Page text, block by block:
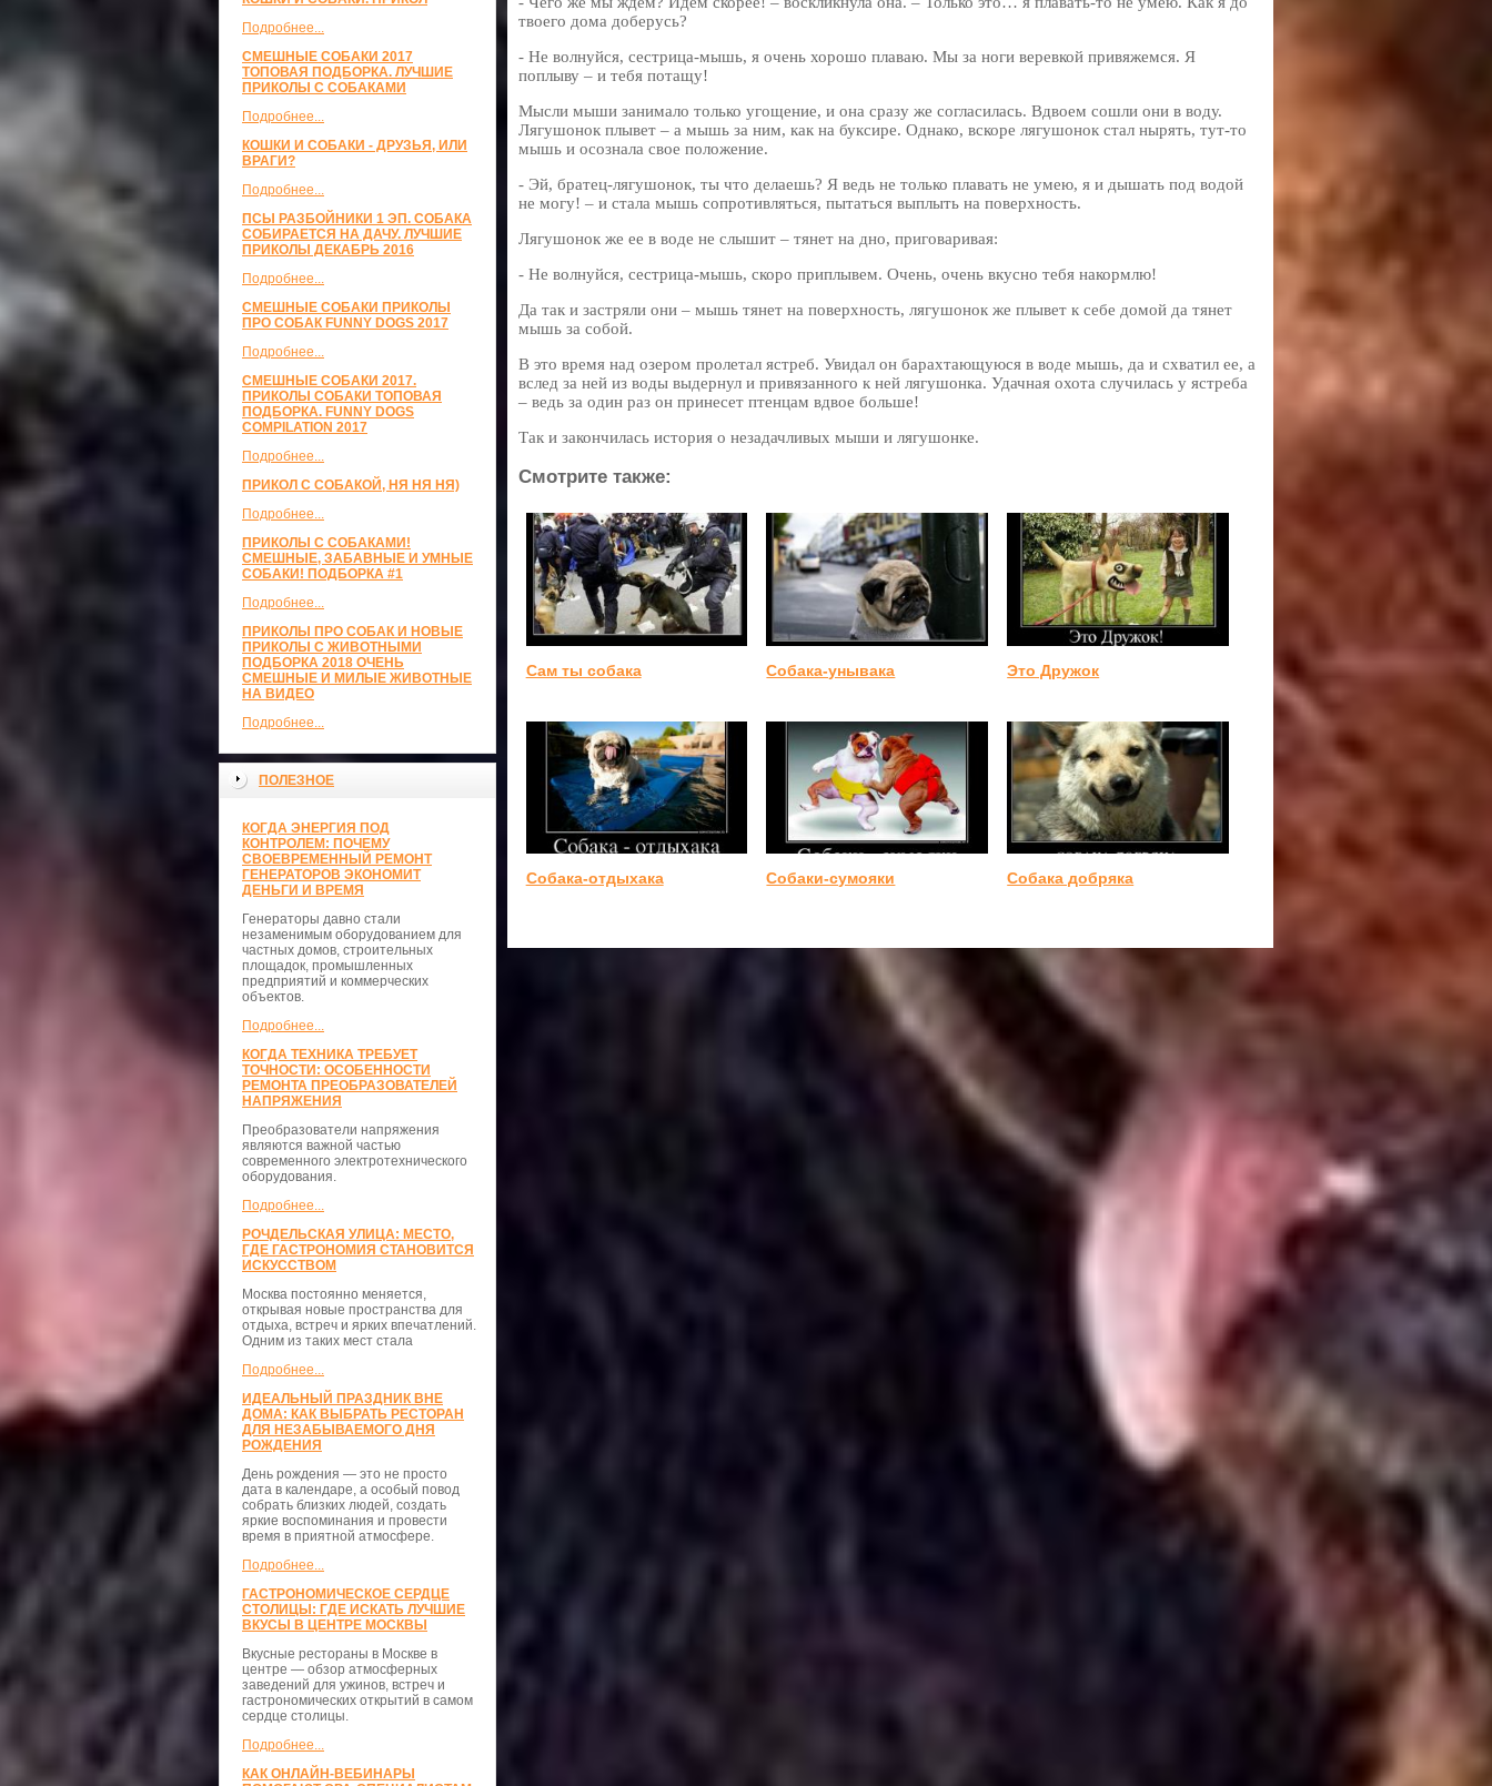
Подробнее...
СМЕШНЫЕ СОБАКИ 2017
ТОПОВАЯ ПОДБОРКА. ЛУЧШИЕ
ПРИКОЛЫ С СОБАКАМИ
Подробнее...
КОШКИ И СОБАКИ - ДРУЗЬЯ, ИЛИ
ВРАГИ?
Подробнее...
ПСЫ РАЗБОЙНИКИ 1 ЭП. СОБАКА
СОБИРАЕТСЯ НА ДАЧУ. ЛУЧШИЕ
ПРИКОЛЫ ДЕКАБРЬ 2016
Подробнее...
СМЕШНЫЕ СОБАКИ ПРИКОЛЫ
ПРО СОБАК FUNNY DOGS 2017
Подробнее...
СМЕШНЫЕ СОБАКИ 2017.
ПРИКОЛЫ СОБАКИ ТОПОВАЯ
ПОДБОРКА. FUNNY DOGS
COMPILATION 2017
Подробнее...
ПРИКОЛ С СОБАКОЙ, НЯ НЯ НЯ)
Подробнее...
ПРИКОЛЫ С СОБАКАМИ!
СМЕШНЫЕ, ЗАБАВНЫЕ И УМНЫЕ
СОБАКИ! ПОДБОРКА #1
Подробнее...
ПРИКОЛЫ ПРО СОБАК И НОВЫЕ
ПРИКОЛЫ С ЖИВОТНЫМИ
ПОДБОРКА 2018 ОЧЕНЬ
СМЕШНЫЕ И МИЛЫЕ ЖИВОТНЫЕ
НА ВИДЕО
Подробнее...
ПОЛЕЗНОЕ
КОГДА ЭНЕРГИЯ ПОД
КОНТРОЛЕМ: ПОЧЕМУ
СВОЕВРЕМЕННЫЙ РЕМОНТ
ГЕНЕРАТОРОВ ЭКОНОМИТ
ДЕНЬГИ И ВРЕМЯ
Генераторы давно стали
незаменимым оборудованием для
частных домов, строительных
площадок, промышленных
предприятий и коммерческих
объектов.
Подробнее...
КОГДА ТЕХНИКА ТРЕБУЕТ
ТОЧНОСТИ: ОСОБЕННОСТИ
РЕМОНТА ПРЕОБРАЗОВАТЕЛЕЙ
НАПРЯЖЕНИЯ
Преобразователи напряжения
являются важной частью
современного электротехнического
оборудования.
Подробнее...
РОЧДЕЛЬСКАЯ УЛИЦА: МЕСТО,
ГДЕ ГАСТРОНОМИЯ СТАНОВИТСЯ
ИСКУССТВОМ
Москва постоянно меняется,
открывая новые пространства для
отдыха, встреч и ярких впечатлений.
Одним из таких мест стала
Подробнее...
ИДЕАЛЬНЫЙ ПРАЗДНИК ВНЕ
ДОМА: КАК ВЫБРАТЬ РЕСТОРАН
ДЛЯ НЕЗАБЫВАЕМОГО ДНЯ
РОЖДЕНИЯ
День рождения — это не просто
дата в календаре, а особый повод
собрать близких людей, создать
яркие воспоминания и провести
время в приятной атмосфере.
Подробнее...
ГАСТРОНОМИЧЕСКОЕ СЕРДЦЕ
СТОЛИЦЫ: ГДЕ ИСКАТЬ ЛУЧШИЕ
ВКУСЫ В ЦЕНТРЕ МОСКВЫ
Вкусные рестораны в Москве в
центре — обзор атмосферных
заведений для ужинов, встреч и
гастрономических открытий в самом
сердце столицы.
Подробнее...
КАК ОНЛАЙН-ВЕБИНАРЫ
твоего дома доберусь?
- Не волнуйся, сестрица-мышь, я очень хорошо плаваю. Мы за ноги веревкой привяжемся. Я
поплыву – и тебя потащу!
Мысли мыши занимало только угощение, и она сразу же согласилась. Вдвоем сошли они в воду.
Лягушонок плывет – а мышь за ним, как на буксире. Однако, вскоре лягушонок стал нырять, тут-то
мышь и осознала свое положение.
- Эй, братец-лягушонок, ты что делаешь? Я ведь не только плавать не умею, я и дышать под водой
не могу! – и стала мышь сопротивляться, пытаться выплыть на поверхность.
Лягушонок же ее в воде не слышит – тянет на дно, приговаривая:
- Не волнуйся, сестрица-мышь, скоро приплывем. Очень, очень вкусно тебя накормлю!
Да так и застряли они – мышь тянет на поверхность, лягушонок же плывет к себе домой да тянет
мышь за собой.
В это время над озером пролетал ястреб. Увидал он барахтающуюся в воде мышь, да и схватил ее, а
вслед за ней из воды выдернул и привязанного к ней лягушонка. Удачная охота случилась у ястреба
– ведь за один раз он принесет птенцам вдвое больше!
Так и закончилась история о незадачливых мыши и лягушонке.
Смотрите также:
Сам ты собака Собака-унывака Это Дружок
Собака-отдыхака Собаки-сумояки Собака добряка